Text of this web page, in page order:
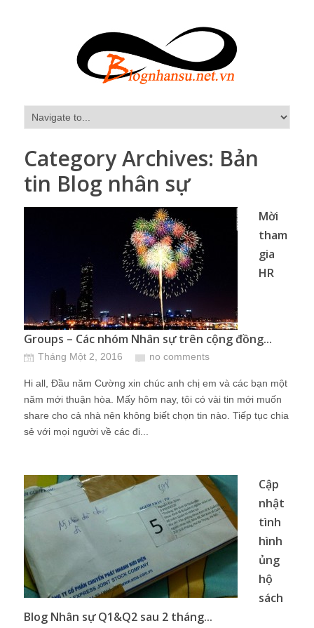
Category Archives: Bản
tin Blog nhân sự
Mời
tham
gia
HR
Groups – Các nhóm Nhân sự trên cộng đồng...
Tháng Một 2, 2016 no comments
Hi all, Đầu năm Cường xin chúc anh chị em và các bạn một
năm mới thuận hòa. Mấy hôm nay, tôi có vài tin mới muốn
share cho cả nhà nên không biết chọn tin nào. Tiếp tục chia
sẻ với mọi người về các đi...
Cập
nhật
tình
hình
ủng
hộ
sách
Blog Nhân sự Q1&Q2 sau 2 tháng...